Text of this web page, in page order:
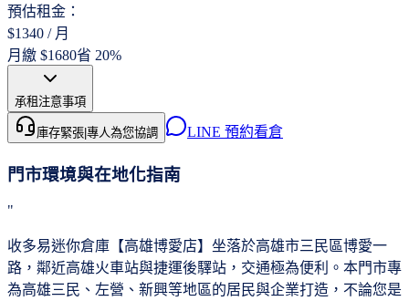
預估租金：
$1340 / 月
月繳 $1680省 20%
承租注意事項
庫存緊張 專人為您協調 LINE 預約看倉
門市環境與在地化指南
"
收多易迷你倉庫【高雄博愛店】坐落於高雄市三民區博愛一
路，鄰近高雄火車站與捷運後驛站，交通極為便利。本門市專
為高雄三民、左營、新興等地區的居民與企業打造，不論您是